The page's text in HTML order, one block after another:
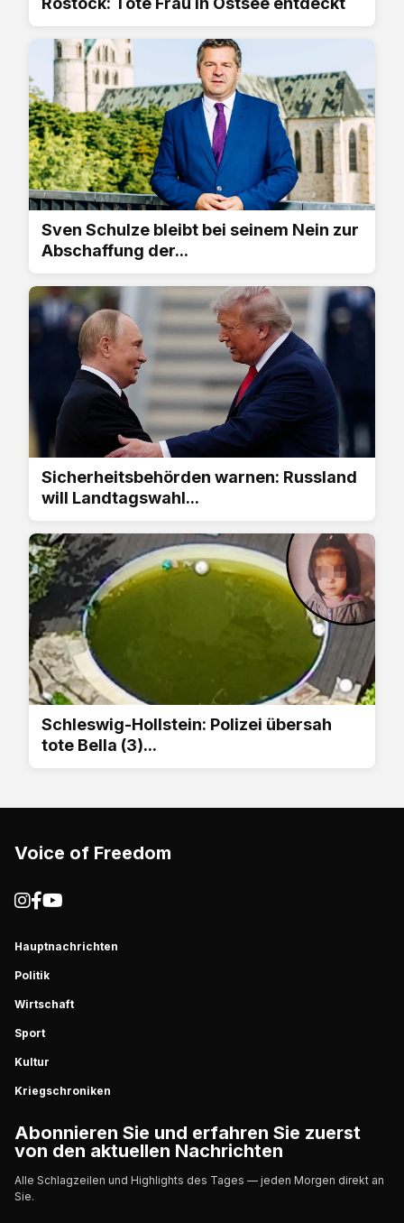
Sven Schulze bleibt bei seinem Nein zur
Abschaffung der...
Sicherheitsbehörden warnen: Russland
will Landtagswahl...
Schleswig-Hollstein: Polizei übersah
tote Bella (3)...
Voice of Freedom
Hauptnachrichten
Politik
Wirtschaft
Sport
Kultur
Kriegschroniken
Abonnieren Sie und erfahren Sie zuerst
von den aktuellen Nachrichten
Alle Schlagzeilen und Highlights des Tages — jeden Morgen direkt an
Sie.